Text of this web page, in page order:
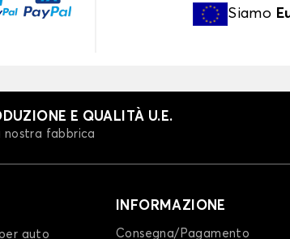
Siamo
E QUALITÀ U.E.
nostra fabbrica
auto
INFORMAZIONE
Consegna/Pagamento